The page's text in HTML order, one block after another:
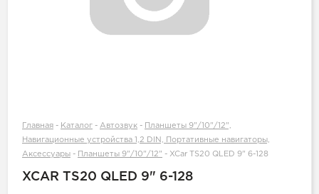
Главная - Каталог - Автозвук -
Планшеты 9"/10"/12",
Навигационные устройства 1,2 DIN, Портативные навигаторы,
Аксессуары - Планшеты 9"/10"/12" - XCar TS20 QLED 9" 6-128
XCAR TS20 QLED 9" 6-128